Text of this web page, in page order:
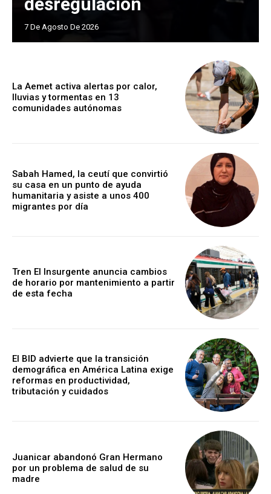
7 De Agosto De 2026
La Aemet activa alertas por calor,
lluvias y tormentas en 13
comunidades autónomas
Sabah Hamed, la ceutí que convirtió
su casa en un punto de ayuda
humanitaria y asiste a unos 400
migrantes por día
Tren El Insurgente anuncia cambios
de horario por mantenimiento a partir
de esta fecha
El BID advierte que la transición
demográfica en América Latina exige
reformas en productividad,
tributación y cuidados
Juanicar abandonó Gran Hermano
por un problema de salud de su
madre